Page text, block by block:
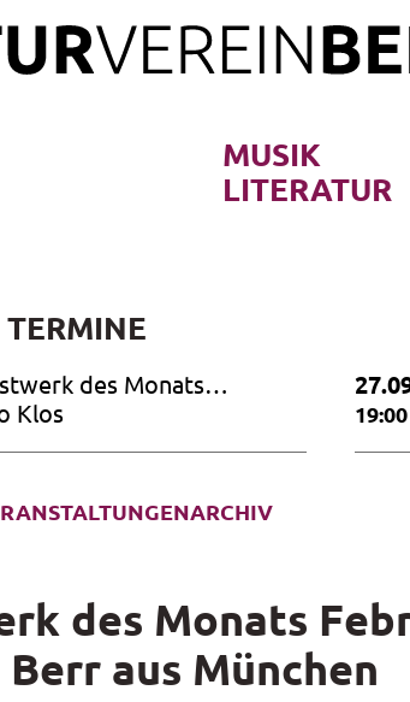
MUSIK
LITERATUR
des Monats
2026
Klos
ARCHIV
des Monats
aus München